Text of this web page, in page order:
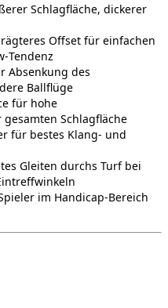
Schlagfläche, dickerer
Offset für einfachen
Absenkung des
Ballflüge
für hohe
Schlagfläche
für bestes Klang‑ und
Gleiten durchs Turf bei
im Handicap‑Bereich